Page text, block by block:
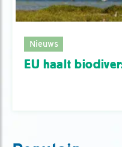
Nieuws
EU haalt